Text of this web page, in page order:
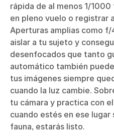
rápida de al menos 1/
en pleno vuelo o registrar
Aperturas amplias como
aislar a tu sujeto y
desenfocados que tanto
automático también
tus imágenes siempre
cuando la luz cambie.
tu cámara y practica con
cuando estés en ese
fauna, estarás listo.